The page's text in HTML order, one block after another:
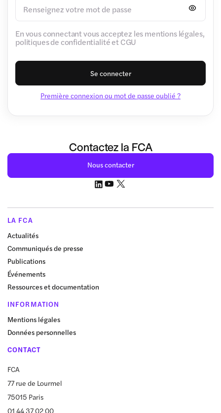
En vous connectant vous acceptez les mentions légales,
politiques de confidentialité et CGU
Se connecter
Première connexion ou mot de passe oublié ?
Contactez la FCA
Nous contacter
LA FCA
Actualités
Communiqués de presse
Publications
Événements
Ressources et documentation
INFORMATION
Mentions légales
Données personnelles
CONTACT
FCA
77 rue de Lourmel
75015 Paris
01 44 37 02 00